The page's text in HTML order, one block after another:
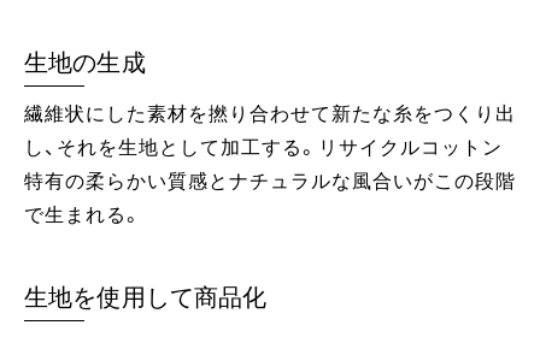
生地の生成
繊維状にした素材を撚り合わせて新たな糸をつくり出
し、それを生地として加工する。リサイクルコットン
特有の柔らかい質感とナチュラルな風合いがこの段階
で生まれる。
生地を使用して商品化